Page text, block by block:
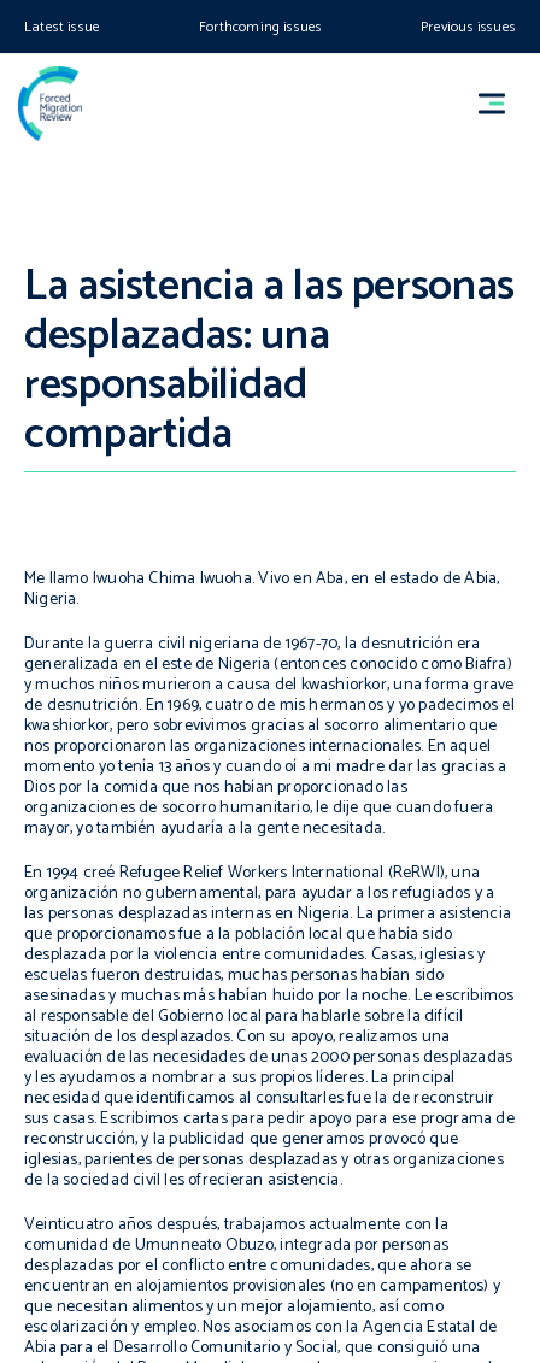
Latest issue Forthcoming issues Previous issues
La asistencia a las personas
desplazadas: una
responsabilidad
compartida
Me llamo Iwuoha Chima Iwuoha. Vivo en Aba, en el estado de Abia,
Nigeria.
Durante la guerra civil nigeriana de 1967-70, la desnutrición era
generalizada en el este de Nigeria (entonces conocido como Biafra)
y muchos niños murieron a causa del kwashiorkor, una forma grave
de desnutrición. En 1969, cuatro de mis hermanos y yo padecimos el
kwashiorkor, pero sobrevivimos gracias al socorro alimentario que
nos proporcionaron las organizaciones internacionales. En aquel
momento yo tenía 13 años y cuando oí a mi madre dar las gracias a
Dios por la comida que nos habían proporcionado las
organizaciones de socorro humanitario, le dije que cuando fuera
mayor, yo también ayudaría a la gente necesitada.
En 1994 creé Refugee Relief Workers International (ReRWI), una
organización no gubernamental, para ayudar a los refugiados y a
las personas desplazadas internas en Nigeria. La primera asistencia
que proporcionamos fue a la población local que había sido
desplazada por la violencia entre comunidades. Casas, iglesias y
escuelas fueron destruidas, muchas personas habían sido
asesinadas y muchas más habían huido por la noche. Le escribimos
al responsable del Gobierno local para hablarle sobre la difícil
situación de los desplazados. Con su apoyo, realizamos una
evaluación de las necesidades de unas 2000 personas desplazadas
y les ayudamos a nombrar a sus propios líderes. La principal
necesidad que identificamos al consultarles fue la de reconstruir
sus casas. Escribimos cartas para pedir apoyo para ese programa de
reconstrucción, y la publicidad que generamos provocó que
iglesias, parientes de personas desplazadas y otras organizaciones
de la sociedad civil les ofrecieran asistencia.
Veinticuatro años después, trabajamos actualmente con la
comunidad de Umunneato Obuzo, integrada por personas
desplazadas por el conflicto entre comunidades, que ahora se
encuentran en alojamientos provisionales (no en campamentos) y
que necesitan alimentos y un mejor alojamiento, así como
escolarización y empleo. Nos asociamos con la Agencia Estatal de
Abia para el Desarrollo Comunitario y Social, que consiguió una